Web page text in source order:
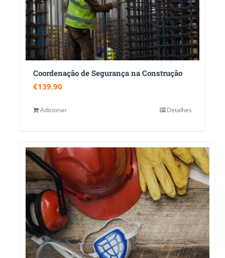
Coordenação de Segurança na Construção
€139.90
Adicionar Detalhes